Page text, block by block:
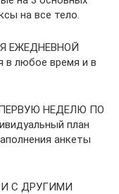
на все тело.
ЕЖЕДНЕВНОЙ
в любое время и в
НЕДЕЛЮ ПО
план
анкеты
И С ДРУГИМИ